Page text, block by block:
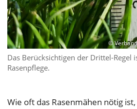
©
Das Berücksichtigen der Drittel-Regel
Rasenpflege.
Wie oft das Rasenmähen nötig